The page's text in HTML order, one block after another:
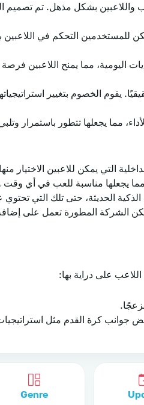
واللاعبين بشكل مذهل. تم
للمستخدمين التحكم في
اليومية، مما يمنح اللاعبين
يقوم الخصوم بتغيير
مما يجعلها تتطور باستمرار
التي يمكن للاعبين الاختيار
مما يجعلها مناسبة للعب في أي
الحديثة، حتى تلك التي
الشركة المطورة تعمل على
على دراية بها:
جوانب كرة القدم مثل
Genre